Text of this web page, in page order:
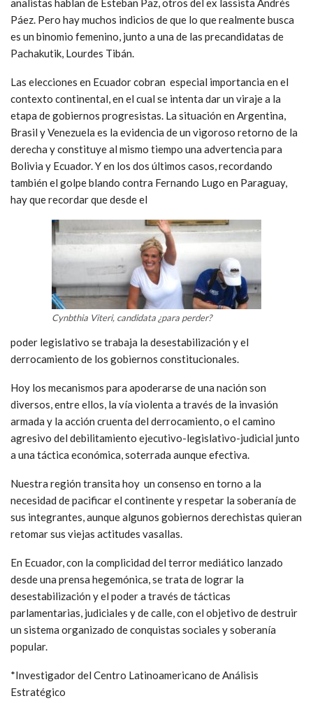
Páez. Pero hay muchos indicios de que lo que realmente busca
es un binomio femenino, junto a una de las precandidatas de
Pachakutik, Lourdes Tibán.
Las elecciones en Ecuador cobran especial importancia en el
contexto continental, en el cual se intenta dar un viraje a la
etapa de gobiernos progresistas. La situación en Argentina,
Brasil y Venezuela es la evidencia de un vigoroso retorno de la
derecha y constituye al mismo tiempo una advertencia para
Bolivia y Ecuador. Y en los dos últimos casos, recordando
también el golpe blando contra Fernando Lugo en Paraguay,
hay que recordar que desde el
Cynbthia Viteri, candidata ¿para perder?
poder legislativo se trabaja la desestabilización y el
derrocamiento de los gobiernos constitucionales.
Hoy los mecanismos para apoderarse de una nación son
diversos, entre ellos, la vía violenta a través de la invasión
armada y la acción cruenta del derrocamiento, o el camino
agresivo del debilitamiento ejecutivo-legislativo-judicial junto
a una táctica económica, soterrada aunque efectiva.
Nuestra región transita hoy un consenso en torno a la
necesidad de pacificar el continente y respetar la soberanía de
sus integrantes, aunque algunos gobiernos derechistas quieran
retomar sus viejas actitudes vasallas.
En Ecuador, con la complicidad del terror mediático lanzado
desde una prensa hegemónica, se trata de lograr la
desestabilización y el poder a través de tácticas
parlamentarias, judiciales y de calle, con el objetivo de destruir
un sistema organizado de conquistas sociales y soberanía
popular.
*Investigador del Centro Latinoamericano de Análisis
Estratégico